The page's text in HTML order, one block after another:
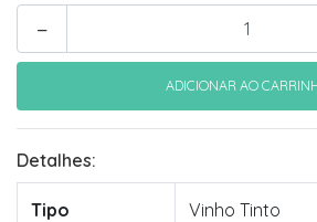
-
Detalhes:
Tipo Vinho Tinto